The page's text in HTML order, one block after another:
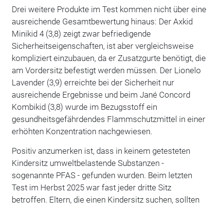
Drei weitere Produkte im Test kommen nicht über eine
ausreichende Gesamtbewertung hinaus: Der Axkid
Minikid 4 (3,8) zeigt zwar befriedigende
Sicherheitseigenschaften, ist aber vergleichsweise
kompliziert einzubauen, da er Zusatzgurte benötigt, die
am Vordersitz befestigt werden müssen. Der Lionelo
Lavender (3,9) erreichte bei der Sicherheit nur
ausreichende Ergebnisse und beim Jané Concord
Kombikid (3,8) wurde im Bezugsstoff ein
gesundheitsgefährdendes Flammschutzmittel in einer
erhöhten Konzentration nachgewiesen.
Positiv anzumerken ist, dass in keinem getesteten
Kindersitz umweltbelastende Substanzen -
sogenannte PFAS - gefunden wurden. Beim letzten
Test im Herbst 2025 war fast jeder dritte Sitz
betroffen. Eltern, die einen Kindersitz suchen, sollten